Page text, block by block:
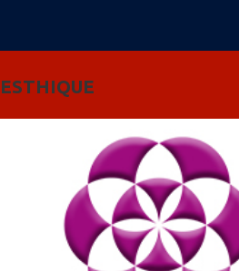
ESTHIQUE